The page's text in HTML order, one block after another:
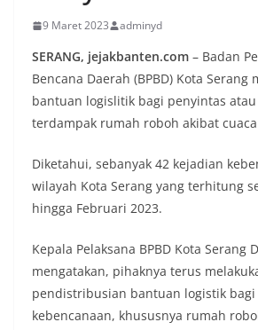
9 Maret 2023 adminyd
SERANG, jejakbanten.com – Badan
Bencana Daerah (BPBD) Kota
bantuan logislitik bagi penyintas
terdampak rumah roboh akibat
Diketahui, sebanyak 42 kejadian
wilayah Kota Serang yang terhitung
hingga Februari 2023.
Kepala Pelaksana BPBD Kota Serang
mengatakan, pihaknya terus
pendistribusian bantuan logistik
kebencanaan, khususnya rumah